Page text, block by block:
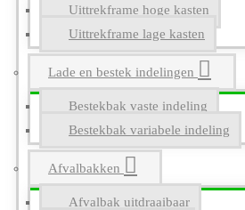
Uittrekframe hoge kasten
Uittrekframe lage kasten
Lade en bestek indelingen
Bestekbak vaste indeling
Bestekbak variabele indeling
Afvalbakken
Afvalbak uitdraaibaar